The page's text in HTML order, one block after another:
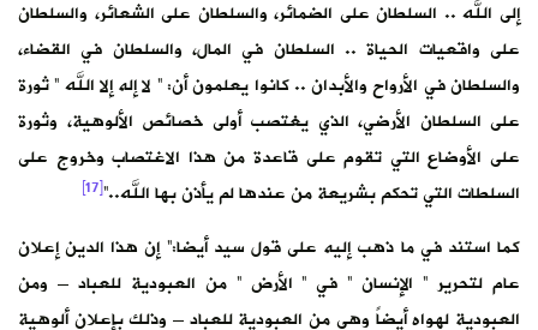
إلى الله .. السلطان على الضمائر، والسلطان على الشعائر، والسلطان
على واقعيات الحياة .. السلطان في المال، والسلطان في القضاء،
والسلطان في الأرواح والأبدان .. كانوا يعلمون أن: ” لا إله إلا الله ” ثورة
على السلطان الأرضي، الذي يغتصب أولى خصائص الألوهية، وثورة
على الأوضاع التي تقوم على قاعدة من هذا الاغتصاب وخروج على
السلطات التي تحكم بشريعة من عندها لم يأذن بها الله..”[17]
كما استند في ما ذهب إليه على قول سيد أيضا:” إن هذا الدين إعلان
عام لتحرير ” الإنسان ” في ” الأرض ” من العبودية للعباد – ومن
العبودية لهواه أيضاً وهي من العبودية للعباد – وذلك بإعلان ألوهية